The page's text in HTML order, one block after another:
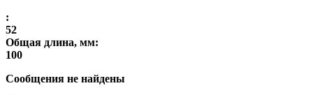
:
52
Общая длина, мм:
100
Сообщения не найдены